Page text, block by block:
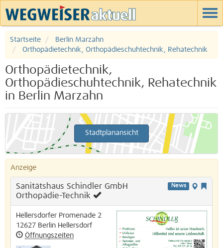
Startseite
Berlin Marzahn
Orthopädietechnik, Orthopädieschuhtechnik, Rehatechnik
Orthopädietechnik,
Orthopädieschuhtechnik, Rehatechnik
in Berlin Marzahn
Stadtplanansicht
Anzeige
News
Sanitätshaus Schindler GmbH
Orthopädie-Technik
Hellersdorfer Promenade 2
12627 Berlin Hellersdorf
Öffnungszeiten